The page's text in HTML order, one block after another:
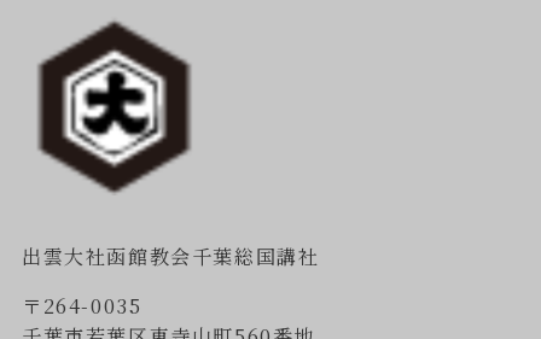
出雲大社函館教会千葉総国講社
〒264-0035